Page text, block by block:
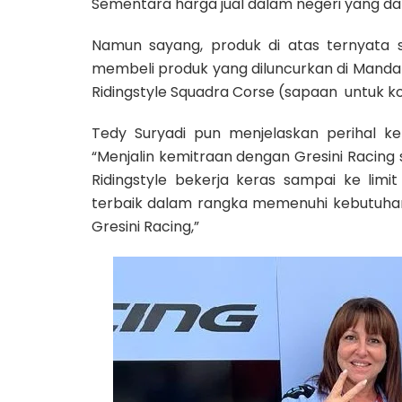
Namun sayang, produk di atas ternyata
membeli produk yang diluncurkan di
Ridingstyle Squadra Corse (sapaan untuk
Tedy Suryadi pun menjelaskan perihal
“Menjalin kemitraan dengan Gresini
Ridingstyle bekerja keras sampai ke
terbaik dalam rangka memenuhi
Gresini Racing,”